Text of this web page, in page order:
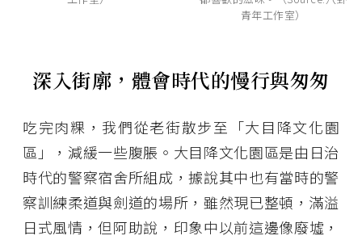
青年工作室）
深入街廓，體會時代的慢行與匆匆
吃完肉粿，我們從老街散步至「大目降文化園
區」，減緩一些腹脹。大目降文化園區是由日治
時代的警察宿舍所組成，據說其中也有當時的警
察訓練柔道與劍道的場所，雖然現已整頓，滿溢
日式風情，但阿助說，印象中以前這邊像廢墟，